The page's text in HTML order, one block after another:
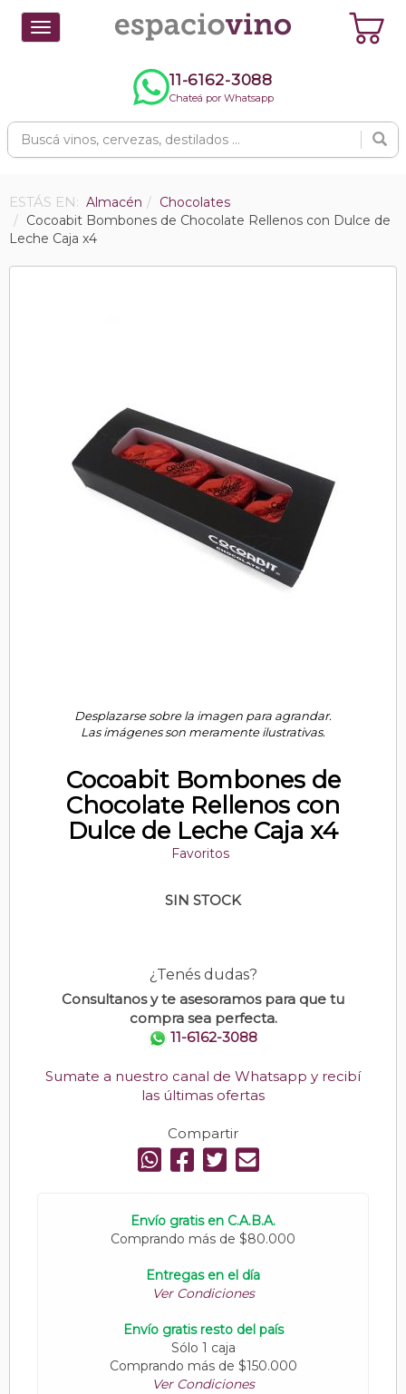
Toggle
navigation
11-6162-3088
Chateá por Whatsapp
ESTÁS EN: Almacén
Chocolates
Cocoabit Bombones de Chocolate Rellenos con Dulce de
Leche Caja x4
Desplazarse sobre la imagen para agrandar.
Las imágenes son meramente ilustrativas.
Cocoabit Bombones de
Chocolate Rellenos con
Dulce de Leche Caja x4
Favoritos
SIN STOCK
¿Tenés dudas?
Consultanos y te asesoramos para que tu
compra sea perfecta.
11-6162-3088
Sumate a nuestro canal de Whatsapp y recibí
las últimas ofertas
Compartir
Envío gratis en C.A.B.A.
Comprando más de $80.000
Entregas en el día
Ver Condiciones
Envío gratis resto del país
Sólo 1 caja
Comprando más de $150.000
Ver Condiciones